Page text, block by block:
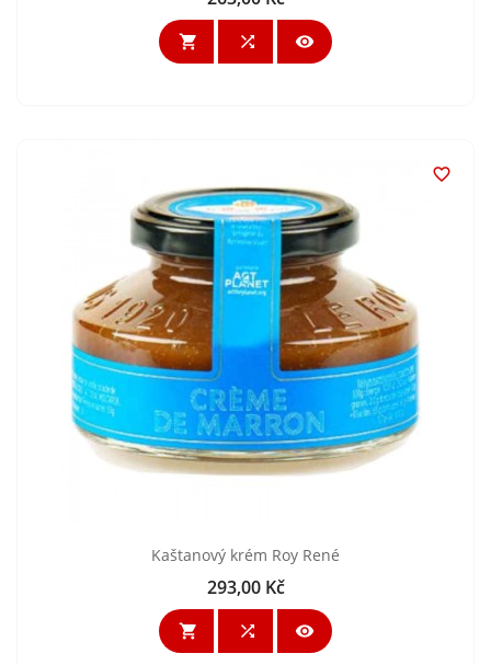
  

Kaštanový krém Roy René
Cena
293,00 Kč
  